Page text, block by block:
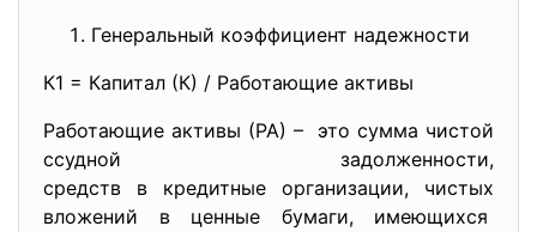
Генеральный коэффициент надежности
К1 = Капитал (К) / Работающие активы
Работающие активы (РА) – это сумма чистой
ссудной задолженности,
средств в кредитные организации, чистых
вложений в ценные бумаги, имеющихся